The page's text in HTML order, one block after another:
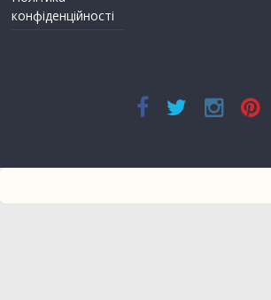
конфіденційності